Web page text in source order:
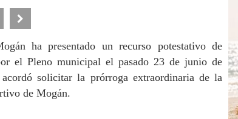
án ha presentado un recurso potestativo de
el Pleno municipal el pasado 23 de junio de
ósolicitar la prórroga extraordinaria de la
de Mogán.